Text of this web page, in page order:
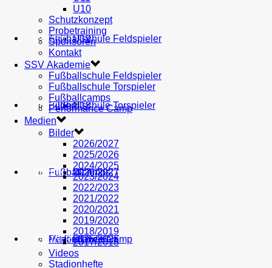
AH U19
U18
U17
U16
Fußballschule Feldspieler
Fußballschule Torspieler
Fußballcamps
Performance Camp
MEDIEN
Bilder
2026/2027
2025/2026
SHOP
VEREIN
Mitglied werden
PARTNER
U10
Schutzkonzept
Probetraining
Sponsoren
Kontakt
SSV Akademie
Fußballschule Feldspieler
Fußballschule Torspieler
Fußballcamps
Performance Camp
Medien
Bilder
2026/2027
2025/2026
2024/2025
2023/2024
2022/2023
2021/2022
2020/2021
2019/2020
2018/2019
2017/2018
Videos
Stadionhefte